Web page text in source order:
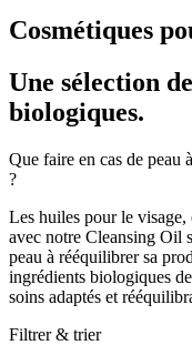
Cosmétiques
Une sélection
biologiques.
Que faire en cas de peau
?
Les huiles pour le
avec notre Cleansing Oil
peau à rééquilibrer sa
ingrédients biologiques
soins adaptés et
Filtrer & trier